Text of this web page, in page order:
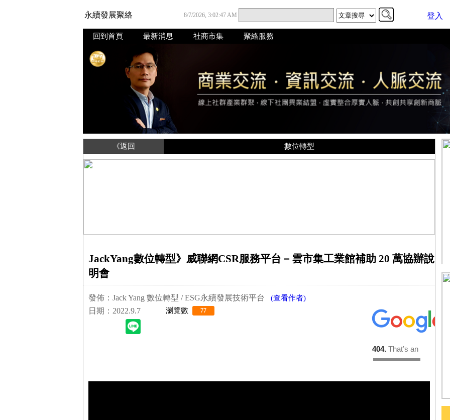
永續發展聚絡 8/7/2026, 3:02:47 AM 登入
回到首頁 最新消息 社商市集 聚絡服務
《返回 數位轉型
JackYang數位轉型》威聯網CSR服務平台－雲市集工業館補助 20 萬協辦說
明會
發佈：Jack Yang 數位轉型 / ESG永續發展技術平台 (查看作者)
日期：2022.9.7 瀏覽數 77